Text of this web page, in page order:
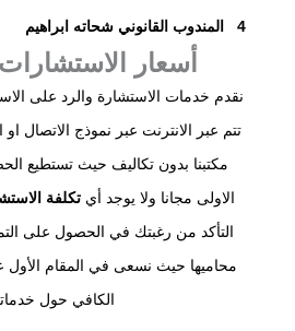
4 المندوب القانوني شحاته ابراهيم
أسعار الاستشارات
نقدم خدمات الاستشارة والرد على
تتم عبر الانترنت عبر نموذج الاتصال
مكتبنا بدون تكاليف حيث تستطيع
الاولى مجانا ولا يوجد أي تكلفة
التأكد من رغبتك في الحصول على
محاميها حيث نسعى في المقام الأول
الكافي حول